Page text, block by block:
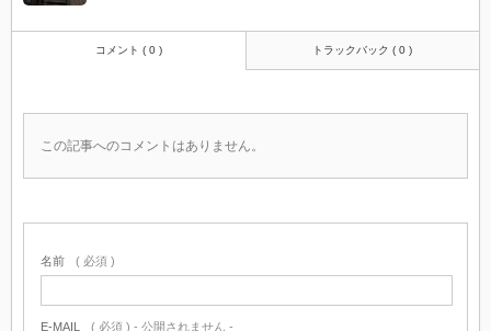
コメント ( 0 ) トラックバック ( 0 )
この記事へのコメントはありません。
名前 ( 必須 )
E-MAIL ( 必須 ) - 公開されません -